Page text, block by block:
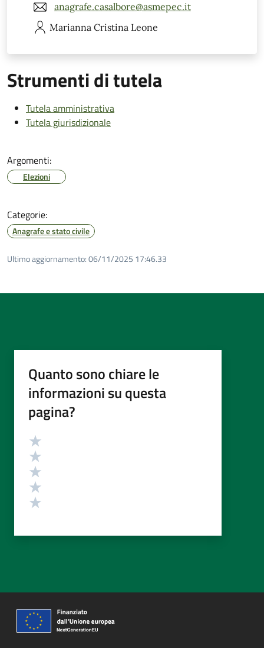
anagrafe.casalbore@asmepec.it
Marianna Cristina Leone
Strumenti di tutela
Tutela amministrativa
Tutela giurisdizionale
Argomenti:
Elezioni
Categorie:
Anagrafe e stato civile
Ultimo aggiornamento:06/11/2025 17:46.33
Quanto sono chiare le
informazioni su questa
pagina?
Valutazione